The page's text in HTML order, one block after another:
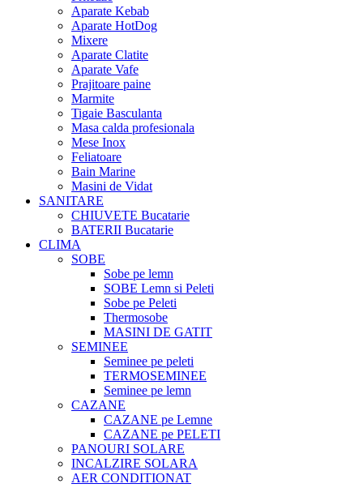
Aparate Kebab
Aparate HotDog
Mixere
Aparate Clatite
Aparate Vafe
Prajitoare paine
Marmite
Tigaie Basculanta
Masa calda profesionala
Mese Inox
Feliatoare
Bain Marine
Masini de Vidat
SANITARE
CHIUVETE Bucatarie
BATERII Bucatarie
CLIMA
SOBE
Sobe pe lemn
SOBE Lemn si Peleti
Sobe pe Peleti
Thermosobe
MASINI DE GATIT
SEMINEE
Seminee pe peleti
TERMOSEMINEE
Seminee pe lemn
CAZANE
CAZANE pe Lemne
CAZANE pe PELETI
PANOURI SOLARE
INCALZIRE SOLARA
AER CONDITIONAT